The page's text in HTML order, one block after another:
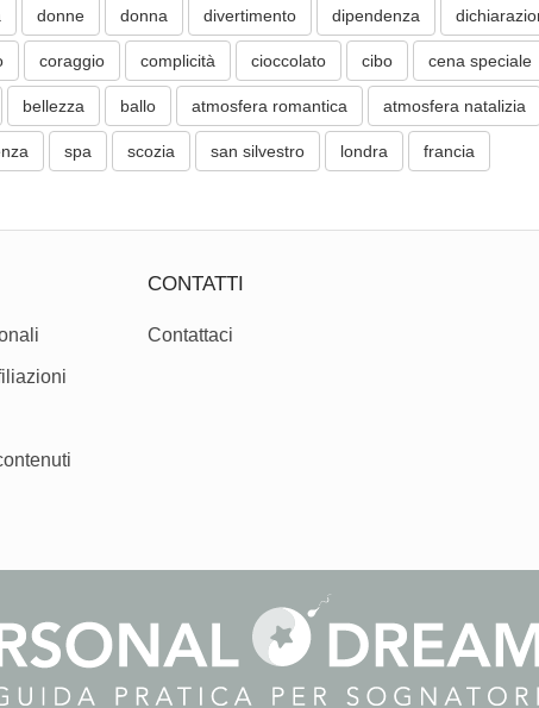
donne donna divertimento dipendenza
coraggio complicità cioccolato cibo cena speciale
bellezza ballo atmosfera romantica atmosfera natalizia
spa scozia san silvestro londra francia
CONTATTI
Contattaci